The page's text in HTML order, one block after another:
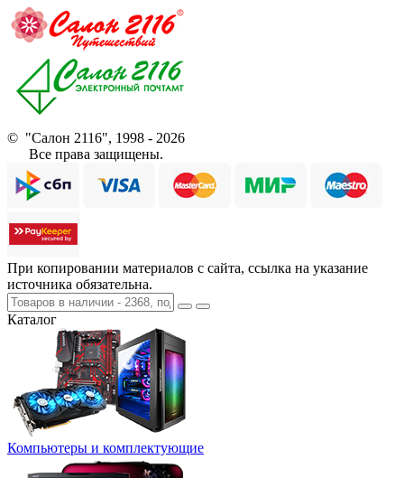
© "Салон 2116", 1998 - 2026
Все права защищены.
При копировании материалов с сайта, ссылка на указание
источника обязательна.
Каталог
Компьютеры и комплектующие